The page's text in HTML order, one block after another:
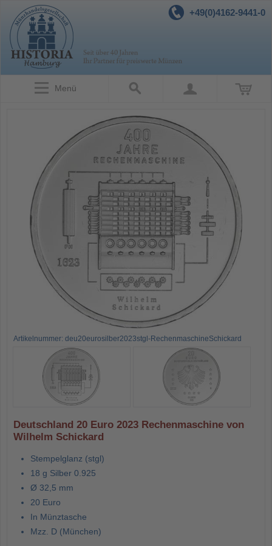
+49(0)4162-9441-0
Menü
Artikelnummer: deu20eurosilber2023stgl-RechenmaschineSchickard
Deutschland 20 Euro 2023 Rechenmaschine von
Wilhelm Schickard
Stempelglanz (stgl)
18 g Silber 0.925
Ø 32,5 mm
20 Euro
In Münztasche
Mzz. D (München)